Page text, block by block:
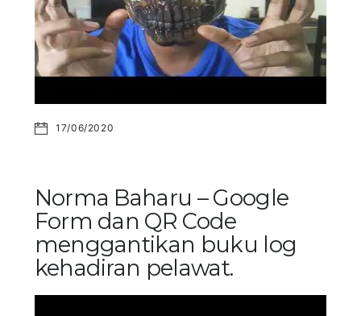
17/06/2020
Norma Baharu – Google
Form dan QR Code
menggantikan buku log
kehadiran pelawat.